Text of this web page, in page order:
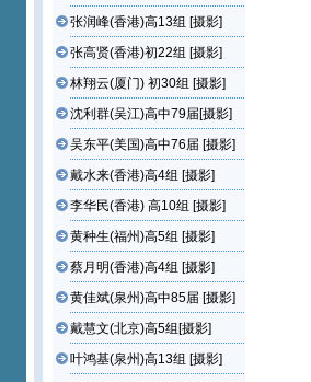
张润峰(香港)高13组 [摄影]
张高贤(香港)初22组 [摄影]
林翔云(厦门) 初30组 [摄影]
沈利群(吴江)高中79届[摄影]
吴东平(美国)高中76届 [摄影]
戴水来(香港)高4组 [摄影]
李华民(香港) 高10组 [摄影]
黄种生(福州)高5组 [摄影]
蔡月明(香港)高4组 [摄影]
黄佳斌(泉州)高中85届 [摄影]
戴慧文(北京)高5组[摄影]
叶鸿基(泉州)高13组 [摄影]